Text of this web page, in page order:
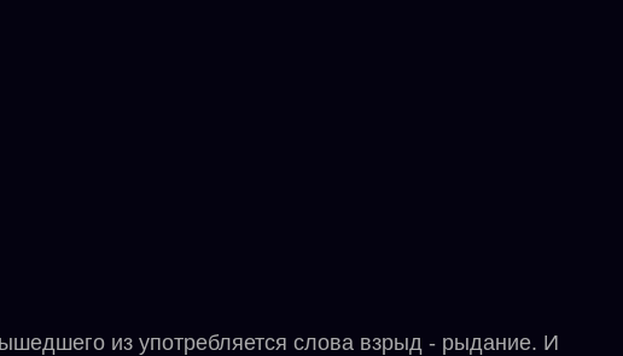
из употребляется слова взрыд - рыдание. И